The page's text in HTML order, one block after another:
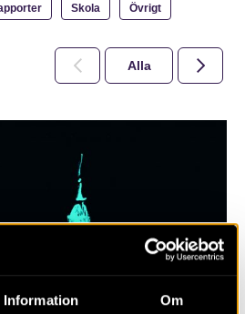
Information Om
Skola Övrigt
Alla 2026